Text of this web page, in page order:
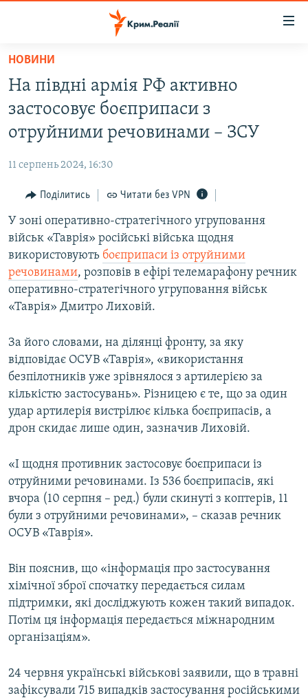
Перейти
основного
матеріалу
до
основної
навігації
Перейти
пошуку
ВОДА.КРИМ
ВІДЕО ТА ФОТО
БЛОГИ
ПОГЛЯД
ІНТЕРВ'Ю
ВСЕ ЗА ДЕНЬ
СПЕЦПРОЕКТИ
ДЕПОРТАЦІЯ
СВІДЧЕННЯ ОКУПАЦІЇ
УКРАЇНСЬКА ПРОБЛЕМА КРИМУ
ІНФОГРАФІКА
ЯК ОБІЙТИ БЛОКУВАННЯ
Qırımtatar
ДОЛУЧАЙСЯ!
Усі сайти RFE/RL
НОВИНИ
На півдні армія РФ активно
застосовує боєприпаси з
отруйними речовинами – ЗСУ
11 серпень 2024, 16:30
Поділитись Читати без VPN
У зоні оперативно-стратегічного угруповання
військ «Таврія» російські війська щодня
використовують боєприпаси із отруйними
речовинами, розповів в ефірі телемарафону речник
оперативно-стратегічного угруповання військ
«Таврія» Дмитро Лиховій.
За його словами, на ділянці фронту, за яку
відповідає ОСУВ «Таврія», «використання
безпілотників уже зрівнялося з артилерією за
кількістю застосувань». Різницею є те, що за один
удар артилерія вистрілює кілька боєприпасів, а
дрон скидає лише один, зазначив Лиховій.
«І щодня противник застосовує боєприпаси із
отруйними речовинами. Із 536 боєприпасів, які
вчора (10 серпня – ред.) були скинуті з коптерів, 11
були з отруйними речовинами», – сказав речник
ОСУВ «Таврія».
Він пояснив, що «інформація про застосування
хімічної зброї спочатку передається силам
підтримки, які досліджують кожен такий випадок.
Потім ця інформація передається міжнародним
організаціям».
24 червня українські військові заявили, що в травні
зафіксували 715 випадків застосування російськими